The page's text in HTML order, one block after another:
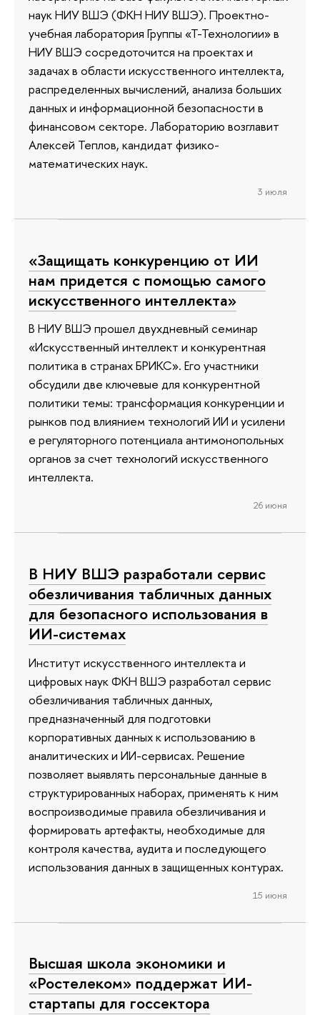
наук НИУ ВШЭ (ФКН НИУ ВШЭ). Проектно-
учебная лаборатория Группы «Т-Технологии» в
НИУ ВШЭ сосредоточится на проектах и
задачах в области искусственного интеллекта,
распределенных вычислений, анализа больших
данных и информационной безопасности в
финансовом секторе. Лабораторию возглавит
Алексей Теплов, кандидат физико-
математических наук.
3 июля
«Защищать конкуренцию от ИИ
нам придется с помощью самого
искусственного интеллекта»
В НИУ ВШЭ прошел двухдневный семинар
«Искусственный интеллект и конкурентная
политика в странах БРИКС». Его участники
обсудили две ключевые для конкурентной
политики темы: трансформация конкуренции и
рынков под влиянием технологий ИИ и усилени
е регуляторного потенциала антимонопольных
органов за счет технологий искусственного
интеллекта.
26 июня
В НИУ ВШЭ разработали сервис
обезличивания табличных данных
для безопасного использования в
ИИ-системах
Институт искусственного интеллекта и
цифровых наук ФКН ВШЭ разработал сервис
обезличивания табличных данных,
предназначенный для подготовки
корпоративных данных к использованию в
аналитических и ИИ-сервисах. Решение
позволяет выявлять персональные данные в
структурированных наборах, применять к ним
воспроизводимые правила обезличивания и
формировать артефакты, необходимые для
контроля качества, аудита и последующего
использования данных в защищенных контурах.
15 июня
Высшая школа экономики и
«Ростелеком» поддержат ИИ-
стартапы для госсектора